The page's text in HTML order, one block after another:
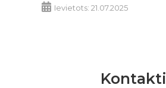
Ievietots: 21.07.2025
Kontakti